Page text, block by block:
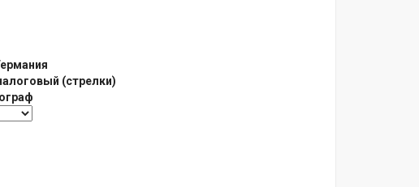
(стрелки)